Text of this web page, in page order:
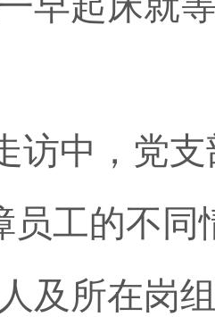
中，党支
员工的不同
及所在岗